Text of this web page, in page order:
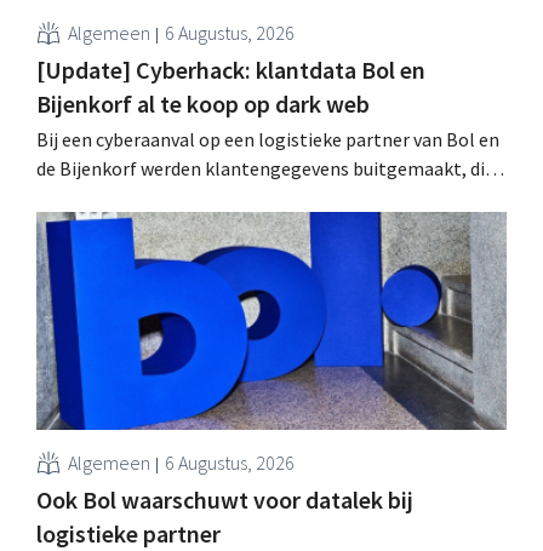
Algemeen 6 Augustus, 2026
[Update] Cyberhack: klantdata Bol en
Bijenkorf al te koop op dark web
Bij een cyberaanval op een logistieke partner van Bol en
de Bijenkorf werden klantengegevens buitgemaakt, die
De retailers roepen klanten op alert te zijn voor
phishing.
Algemeen 6 Augustus, 2026
Ook Bol waarschuwt voor datalek bij
logistieke partner